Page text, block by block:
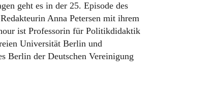
geht es in der 25. Episode des
Anna Petersen mit ihrem
ist Professorin für Politikdidaktik
Universität Berlin und
Berlin der Deutschen Vereinigung